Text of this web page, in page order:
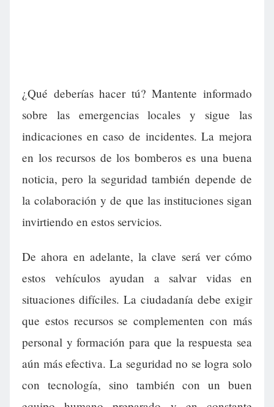
¿Qué deberías hacer tú? Mantente informado
sobre las emergencias locales y sigue las
indicaciones en caso de incidentes. La mejora
en los recursos de los bomberos es una buena
noticia, pero la seguridad también depende de
la colaboración y de que las instituciones sigan
invirtiendo en estos servicios.
De ahora en adelante, la clave será ver cómo
estos vehículos ayudan a salvar vidas en
situaciones difíciles. La ciudadanía debe exigir
que estos recursos se complementen con más
personal y formación para que la respuesta sea
aún más efectiva. La seguridad no se logra solo
con tecnología, sino también con un buen